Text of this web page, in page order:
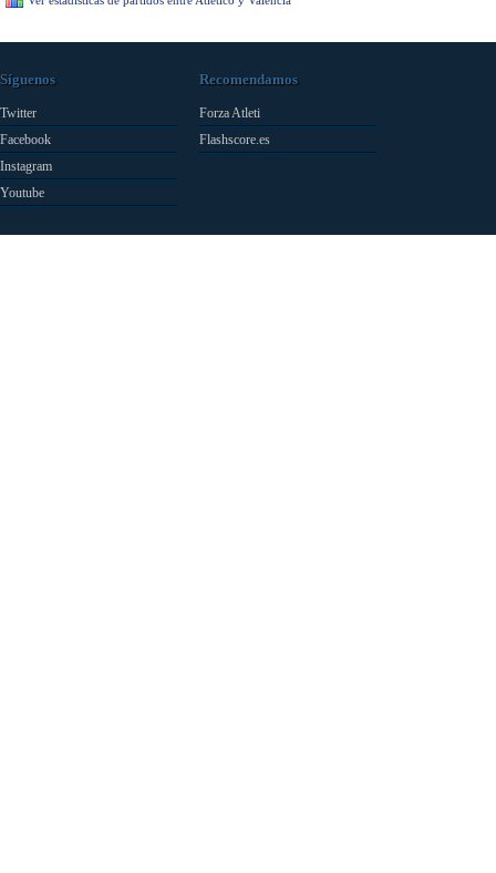
Síguenos
Twitter
Facebook
Instagram
Youtube
Recomendamos
Forza Atleti
Flashscore.es